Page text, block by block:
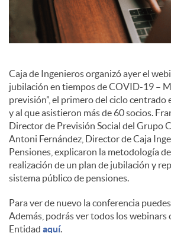
i
l
e
s
Caja de Ingenieros organizó ayer el
jubilación en tiempos de COVID-19 –
previsión”, el primero del ciclo centrado
y al que asistieron más de 60 socios.
Director de Previsión Social del Grupo
Antoni Fernández, Director de Caja
Pensiones, explicaron la metodología
realización de un plan de jubilación y
sistema público de pensiones.
Para ver de nuevo la conferencia
Además, podrás ver todos los webinars
Entidad aquí.